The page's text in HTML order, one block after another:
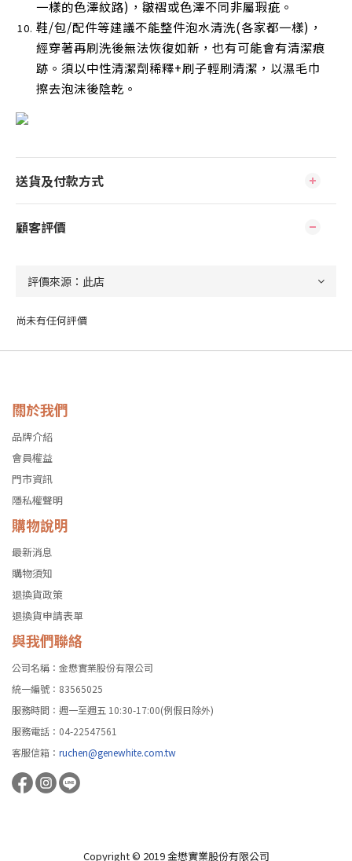
一樣的色澤紋路)，皺褶或色澤不同非屬瑕疵。
鞋/包/配件等建議不能整件泡水清洗(各家都一樣)，
經穿著再刷洗後無法恢復如新，也有可能會有清潔痕
跡。須以中性清潔劑稀釋+刷子輕刷清潔，以濕毛巾
擦去泡沫後陰乾 。
送貨及付款方式
顧客評價
尚未有任何評價
關於我們
品牌介紹
會員權益
門市資訊
隱私權聲明
購物說明
最新消息
購物須知
退換貨政策
退換貨申請表單
與我們聯絡
公司名稱：金懋實業股份有限公司
統一編號：83565025
服務時間：週一至週五 10:30-17:00(例假日除外)
服務電話：04-22547561
客服信箱： ruchen@genewhite.com.tw
Copyright © 2019 金懋實業股份有限公司